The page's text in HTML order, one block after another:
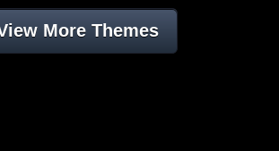
More Themes